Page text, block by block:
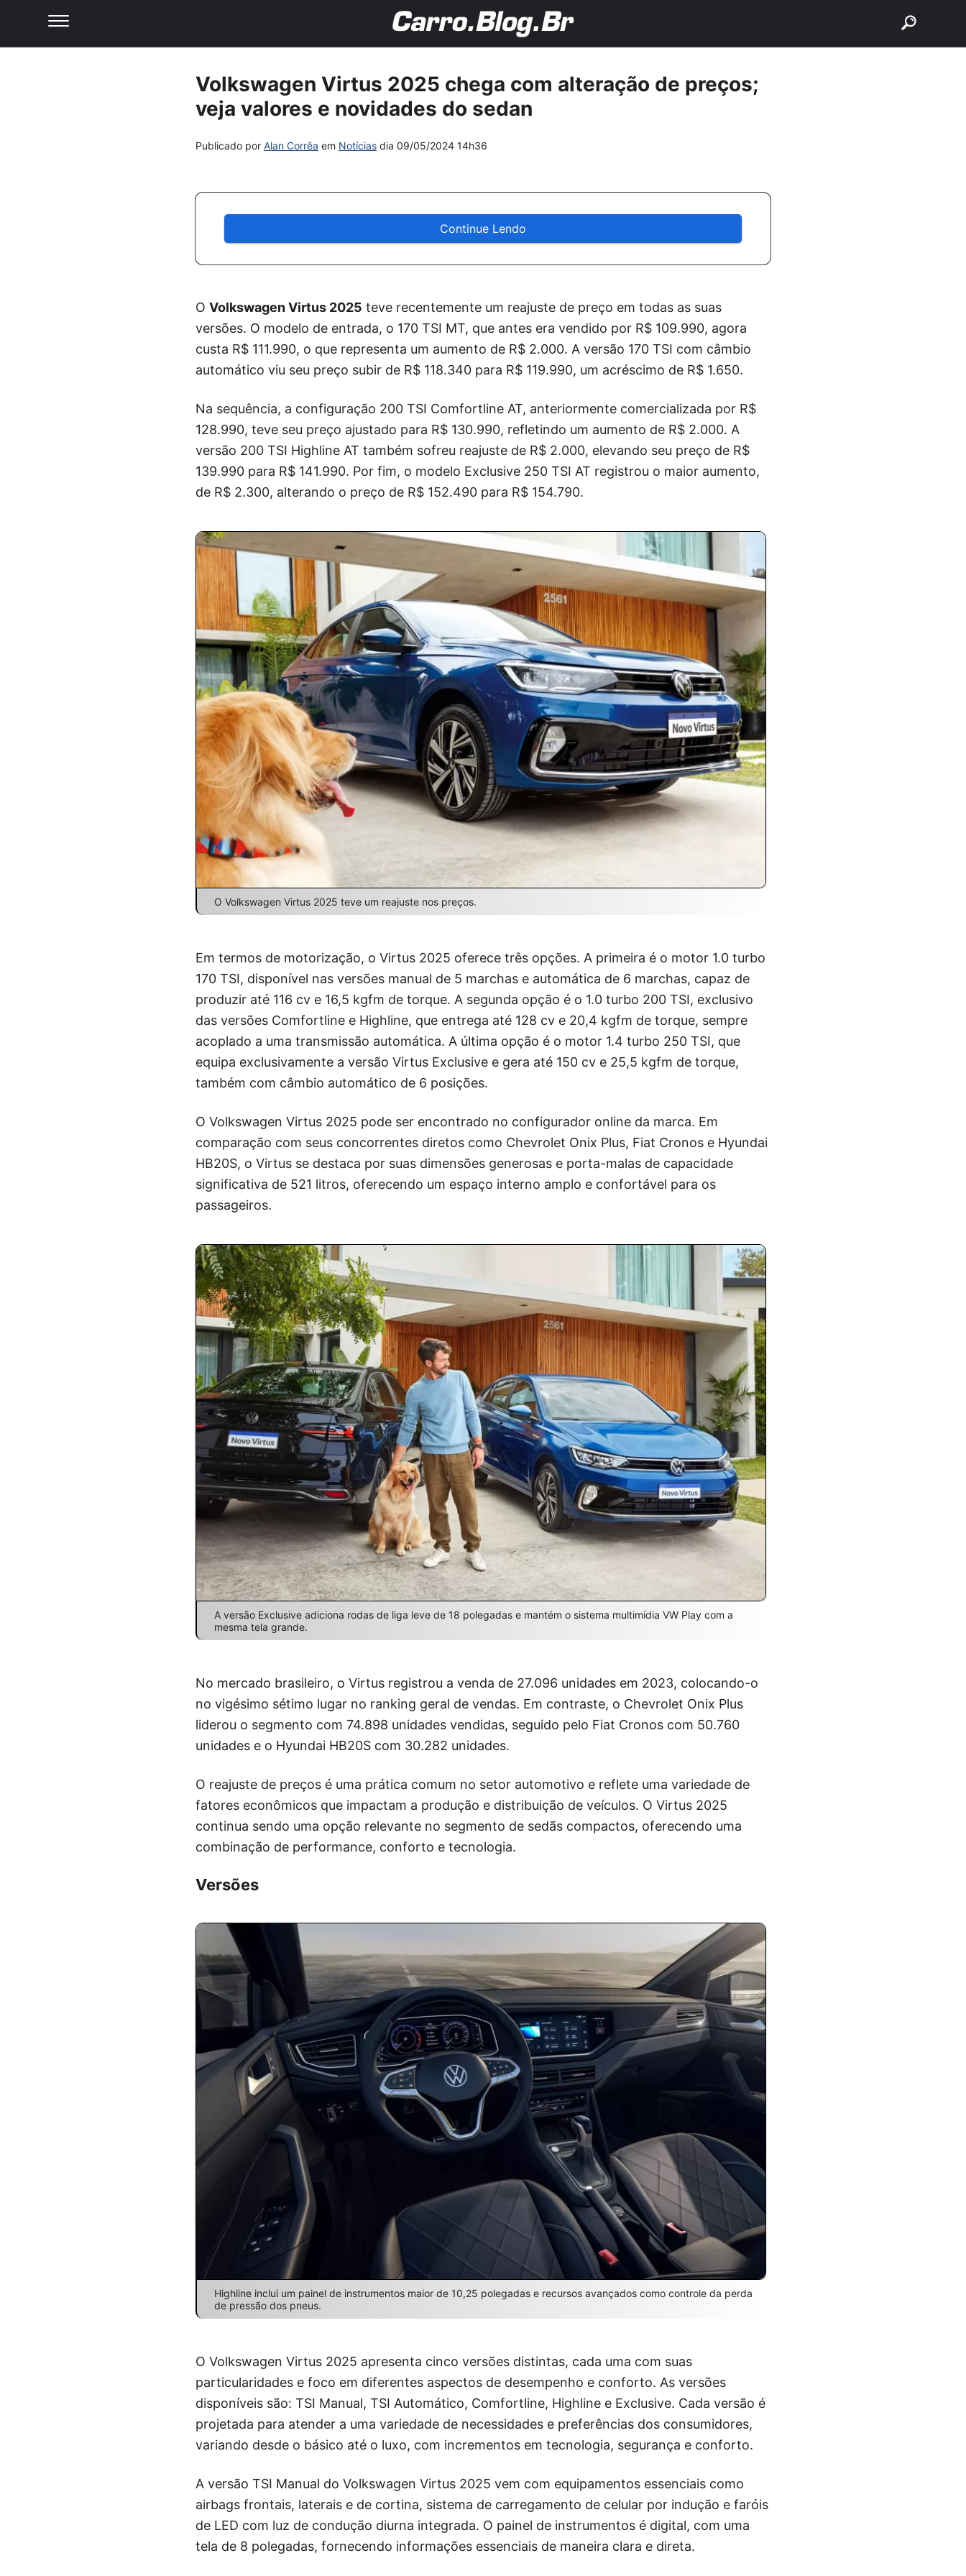
Volkswagen Virtus 2025 chega com alteração de preços;
veja valores e novidades do sedan
Publicado por Alan Corrêa em Notícias dia 09/05/2024 14h36
Continue Lendo
O Volkswagen Virtus 2025 teve recentemente um reajuste de preço em todas as suas
versões. O modelo de entrada, o 170 TSI MT, que antes era vendido por R$ 109.990, agora
custa R$ 111.990, o que representa um aumento de R$ 2.000. A versão 170 TSI com câmbio
automático viu seu preço subir de R$ 118.340 para R$ 119.990, um acréscimo de R$ 1.650.
Na sequência, a configuração 200 TSI Comfortline AT, anteriormente comercializada por R$
128.990, teve seu preço ajustado para R$ 130.990, refletindo um aumento de R$ 2.000. A
versão 200 TSI Highline AT também sofreu reajuste de R$ 2.000, elevando seu preço de R$
139.990 para R$ 141.990. Por fim, o modelo Exclusive 250 TSI AT registrou o maior aumento,
de R$ 2.300, alterando o preço de R$ 152.490 para R$ 154.790.
O Volkswagen Virtus 2025 teve um reajuste nos preços.
Em termos de motorização, o Virtus 2025 oferece três opções. A primeira é o motor 1.0 turbo
170 TSI, disponível nas versões manual de 5 marchas e automática de 6 marchas, capaz de
produzir até 116 cv e 16,5 kgfm de torque. A segunda opção é o 1.0 turbo 200 TSI, exclusivo
das versões Comfortline e Highline, que entrega até 128 cv e 20,4 kgfm de torque, sempre
acoplado a uma transmissão automática. A última opção é o motor 1.4 turbo 250 TSI, que
equipa exclusivamente a versão Virtus Exclusive e gera até 150 cv e 25,5 kgfm de torque,
também com câmbio automático de 6 posições.
O Volkswagen Virtus 2025 pode ser encontrado no configurador online da marca. Em
comparação com seus concorrentes diretos como Chevrolet Onix Plus, Fiat Cronos e Hyundai
HB20S, o Virtus se destaca por suas dimensões generosas e porta-malas de capacidade
significativa de 521 litros, oferecendo um espaço interno amplo e confortável para os
passageiros.
A versão Exclusive adiciona rodas de liga leve de 18 polegadas e mantém o sistema multimídia VW Play com a
mesma tela grande.
No mercado brasileiro, o Virtus registrou a venda de 27.096 unidades em 2023, colocando-o
no vigésimo sétimo lugar no ranking geral de vendas. Em contraste, o Chevrolet Onix Plus
liderou o segmento com 74.898 unidades vendidas, seguido pelo Fiat Cronos com 50.760
unidades e o Hyundai HB20S com 30.282 unidades.
O reajuste de preços é uma prática comum no setor automotivo e reflete uma variedade de
fatores econômicos que impactam a produção e distribuição de veículos. O Virtus 2025
continua sendo uma opção relevante no segmento de sedãs compactos, oferecendo uma
combinação de performance, conforto e tecnologia.
Versões
Highline inclui um painel de instrumentos maior de 10,25 polegadas e recursos avançados como controle da perda
de pressão dos pneus.
O Volkswagen Virtus 2025 apresenta cinco versões distintas, cada uma com suas
particularidades e foco em diferentes aspectos de desempenho e conforto. As versões
disponíveis são: TSI Manual, TSI Automático, Comfortline, Highline e Exclusive. Cada versão é
projetada para atender a uma variedade de necessidades e preferências dos consumidores,
variando desde o básico até o luxo, com incrementos em tecnologia, segurança e conforto.
A versão TSI Manual do Volkswagen Virtus 2025 vem com equipamentos essenciais como
airbags frontais, laterais e de cortina, sistema de carregamento de celular por indução e faróis
de LED com luz de condução diurna integrada. O painel de instrumentos é digital, com uma
tela de 8 polegadas, fornecendo informações essenciais de maneira clara e direta.